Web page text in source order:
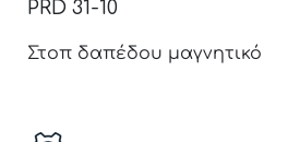
PRD 31-10
Στοπ δαπέδου μαγνητικό